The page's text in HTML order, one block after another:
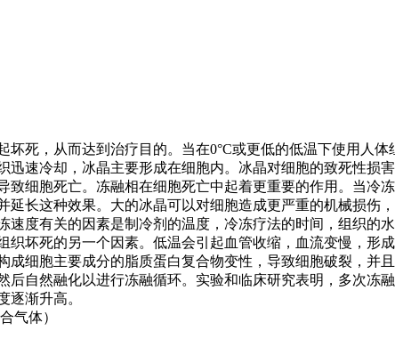
死，从而达到治疗目的。当在0°C或更低的低温下使用人
速冷却，冰晶主要形成在细胞内。冰晶对细胞的致死性损
细胞死亡。冻融相在细胞死亡中起着更重要的作用。当冷
长这种效果。大的冰晶可以对细胞造成更严重的机械损伤
度有关的因素是制冷剂的温度，冷冻疗法的时间，组织的
坏死的另一个因素。低温会引起血管收缩，血流变慢，形
细胞主要成分的脂质蛋白复合物变性，导致细胞破裂，并
自然融化以进行冻融循环。实验和临床研究表明，多次冻
逐渐升高。
气体）